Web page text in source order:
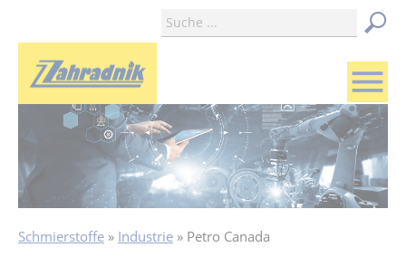
menu
Schmierstoffe Industrie Petro Canada